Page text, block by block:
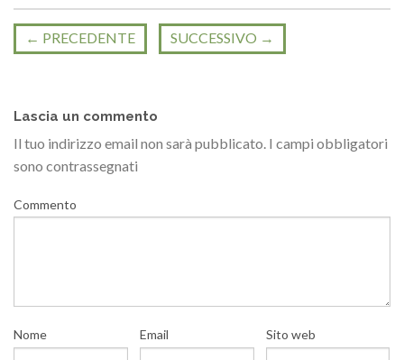
← PRECEDENTE SUCCESSIVO →
Lascia un commento
Il tuo indirizzo email non sarà pubblicato. I campi obbligatori
sono contrassegnati
Commento
Nome Email Sito web